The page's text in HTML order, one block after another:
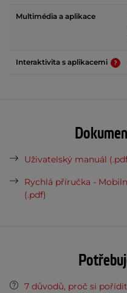
Multimédia a aplikace
Interaktivita s aplikacemi
Uživatelský manuál
Rychlá příručka -
(.pdf)
7 důvodů, proč si